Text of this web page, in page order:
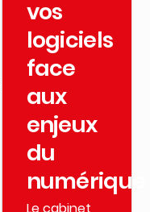
vos
logiciels
face
aux
enjeux
du
numérique